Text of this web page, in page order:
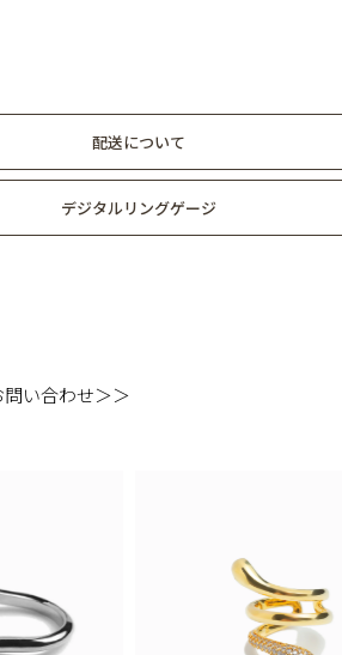
配送について
デジタルリングゲージ
問い合わせ＞＞